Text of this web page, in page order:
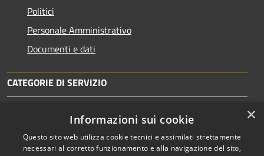
Politici
Personale Amministrativo
Documenti e dati
CATEGORIE DI SERVIZIO
Cultura e tempo libero
Vita lavorativa
×
Informazioni sui cookie
Questo sito web utilizza cookie tecnici e assimilati strettamente
necessari al corretto funzionamento e alla navigazione del sito,